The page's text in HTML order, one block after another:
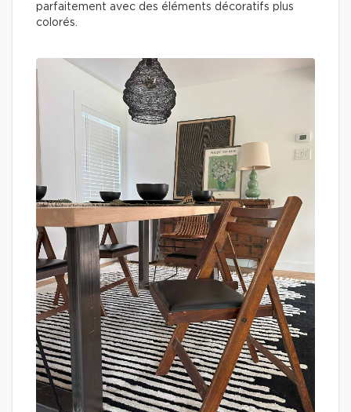
parfaitement avec des éléments décoratifs plus
colorés.